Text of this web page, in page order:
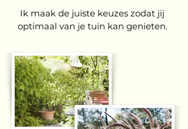
Ik maak de juiste keuzes zodat jij
optimaal van je tuin kan genieten.